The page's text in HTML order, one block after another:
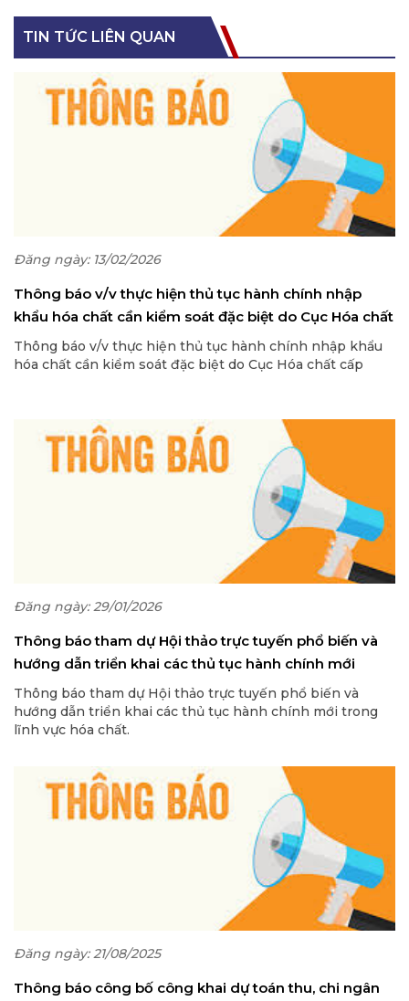
TIN TỨC LIÊN QUAN
Đăng ngày: 13/02/2026
Thông báo v/v thực hiện thủ tục hành chính nhập
khẩu hóa chất cần kiểm soát đặc biệt do Cục Hóa chất
cấp
Thông báo v/v thực hiện thủ tục hành chính nhập khẩu
hóa chất cần kiểm soát đặc biệt do Cục Hóa chất cấp
Đăng ngày: 29/01/2026
Thông báo tham dự Hội thảo trực tuyến phổ biến và
hướng dẫn triển khai các thủ tục hành chính mới
trong lĩnh vực hóa chất
Thông báo tham dự Hội thảo trực tuyến phổ biến và
hướng dẫn triển khai các thủ tục hành chính mới trong
lĩnh vực hóa chất.
Đăng ngày: 21/08/2025
Thông báo công bố công khai dự toán thu, chi ngân